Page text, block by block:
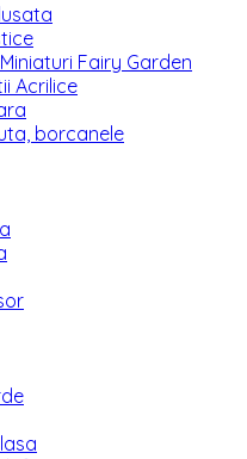
Fairy Garden
Acrilice
borcanele